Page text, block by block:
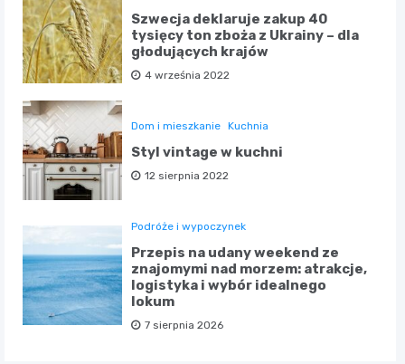
Szwecja deklaruje zakup 40
tysięcy ton zboża z Ukrainy – dla
głodujących krajów
4 września 2022
Dom i mieszkanie Kuchnia
Styl vintage w kuchni
12 sierpnia 2022
Podróże i wypoczynek
Przepis na udany weekend ze
znajomymi nad morzem: atrakcje,
logistyka i wybór idealnego
lokum
7 sierpnia 2026